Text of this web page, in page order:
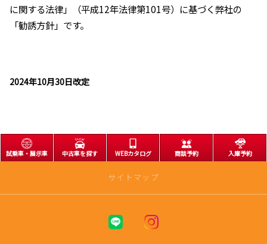
に関する法律」（平成12年法律第101号）に基づく弊社の
「勧誘方針」です。
2024年10月30日改定
試乗車・展示車 中古車を探す WEBカタログ 商談予約 入庫予約
サイトマップ